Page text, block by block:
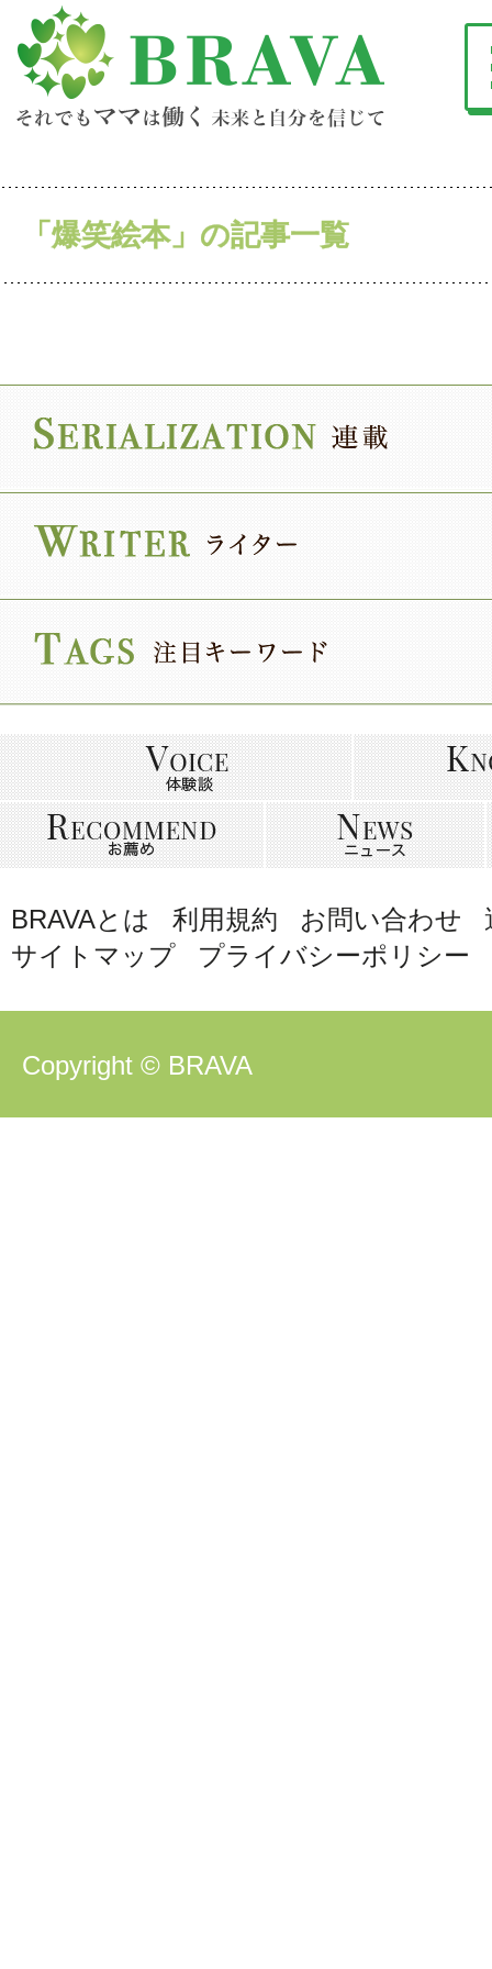
「爆笑絵本」の記事一覧
BRAVAとは 利用規約 お問い合わせ
サイトマップ
プライバシーポリシー
Copyright © BRAVA